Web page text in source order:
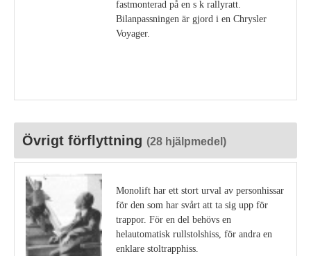
fastmonterad på en s k rallyratt.
Bilanpassningen är gjord i en Chrysler
Voyager.
Övrigt förflyttning (28 hjälpmedel)
Monolift har ett stort urval av personhissar
för den som har svårt att ta sig upp för
trappor. För en del behövs en
helautomatisk rullstolshiss, för andra en
enklare stoltrapphiss.